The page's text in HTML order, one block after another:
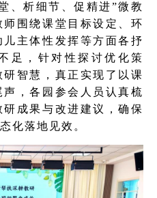
、析细节、促精进”微教
围绕课堂目标设定、环
主体性发挥等方面各抒
足，针对性探讨优化策
智慧，真正实现了以课
，各园参会人员认真梳
成果与改进建议，确保
化落地见效。